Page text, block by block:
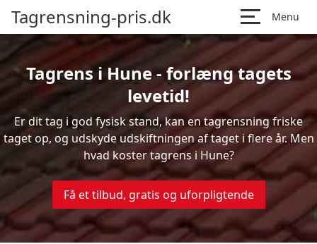
Tagrensning-pris.dk Menu
Tagrens i Hune - forlæng tagets
levetid!
Er dit tag i god fysisk stand, kan en tagrensning friske
taget op, og udskyde udskiftningen af taget i flere år. Men
hvad koster tagrens i Hune?
Få et tilbud, gratis og uforpligtende